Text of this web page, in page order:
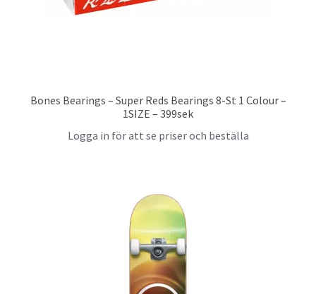
Bones Bearings – Super Reds Bearings 8-St 1 Colour –
1SIZE – 399sek
Logga in för att se priser och beställa